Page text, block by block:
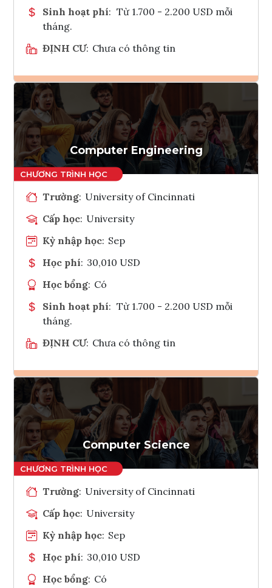
Sinh hoạt phí: Từ 1.700 - 2.200 USD mỗi
tháng.
ĐỊNH CƯ: Chưa có thông tin
Ghi danh
Tham vấn Interlink
Computer Engineering
Trường: University of Cincinnati
Cấp học: University
Kỳ nhập học: Sep
Học phí: 30,010 USD
Học bổng: Có
Sinh hoạt phí: Từ 1.700 - 2.200 USD mỗi
tháng.
ĐỊNH CƯ: Chưa có thông tin
Ghi danh
Tham vấn Interlink
Computer Science
Trường: University of Cincinnati
Cấp học: University
Kỳ nhập học: Sep
Học phí: 30,010 USD
Học bổng: Có